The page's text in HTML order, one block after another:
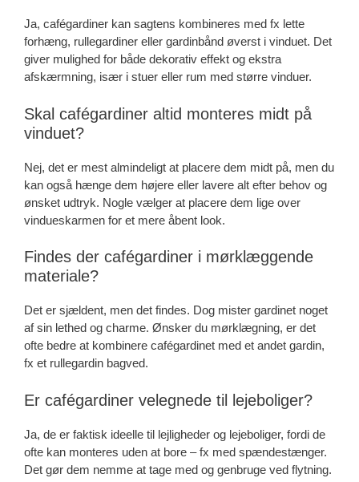
Ja, cafégardiner kan sagtens kombineres med fx lette
forhæng, rullegardiner eller gardinbånd øverst i vinduet. Det
giver mulighed for både dekorativ effekt og ekstra
afskærmning, især i stuer eller rum med større vinduer.
Skal cafégardiner altid monteres midt på
vinduet?
Nej, det er mest almindeligt at placere dem midt på, men du
kan også hænge dem højere eller lavere alt efter behov og
ønsket udtryk. Nogle vælger at placere dem lige over
vindueskarmen for et mere åbent look.
Findes der cafégardiner i mørklæggende
materiale?
Det er sjældent, men det findes. Dog mister gardinet noget
af sin lethed og charme. Ønsker du mørklægning, er det
ofte bedre at kombinere cafégardinet med et andet gardin,
fx et rullegardin bagved.
Er cafégardiner velegnede til lejeboliger?
Ja, de er faktisk ideelle til lejligheder og lejeboliger, fordi de
ofte kan monteres uden at bore – fx med spændestænger.
Det gør dem nemme at tage med og genbruge ved flytning.